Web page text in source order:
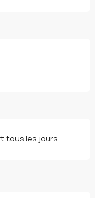
tous les jours